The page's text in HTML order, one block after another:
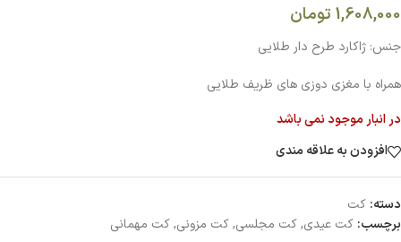
1,608,000 تومان
جنس: ژاکارد طرح دار طلایی
همراه با مغزی دوزی های ظریف طلایی
در انبار موجود نمی باشد
افزودن به علاقه مندی
دسته: کت
برچسب: کت عیدی,کت مجلسی,کت مزونی,کت مهمانی